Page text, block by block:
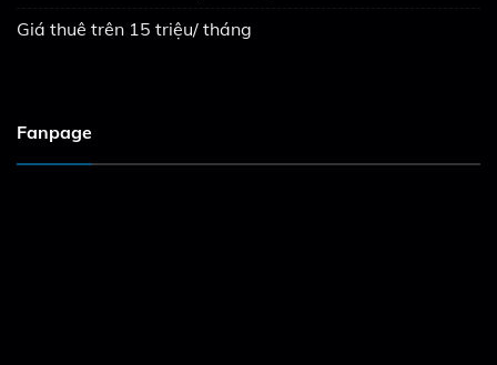
Giá thuê trên 15 triệu/ tháng
Fanpage